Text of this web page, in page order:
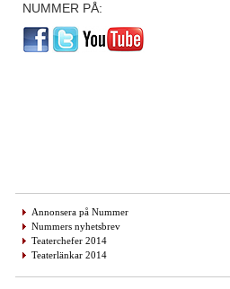
NUMMER PÅ:
Annonsera på Nummer
Nummers nyhetsbrev
Teaterchefer 2014
Teaterlänkar 2014